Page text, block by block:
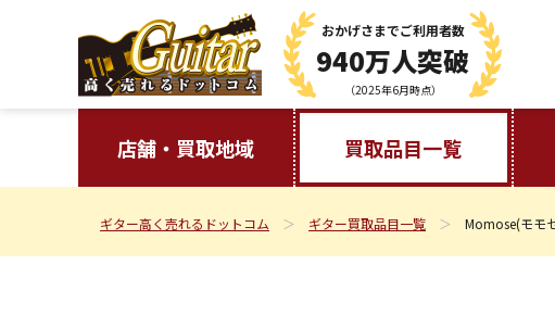
おかげさまでご利用者数
940万人突破
（2025年6月時点）
店舗・買取地域 買取品目一覧
ギター高く売れるドットコム ギター買取品目一覧 Momose(モモ